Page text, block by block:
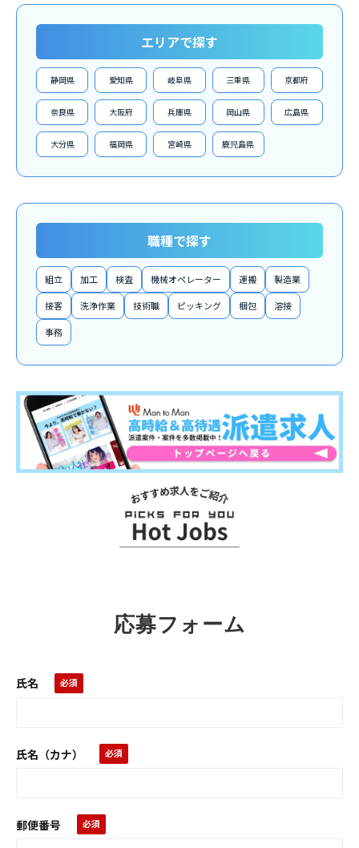
エリアで探す
静岡県 愛知県 岐阜県 三重県 京都府
奈良県 大阪府 兵庫県 岡山県 広島県
大分県 福岡県 宮崎県 鹿児島県
職種で探す
組立 加工 検査 機械オペレーター 運搬 製造業
接客 洗浄作業 技術職 ピッキング 梱包 溶接
事務
応募フォーム
氏名
氏名（カナ）
郵便番号